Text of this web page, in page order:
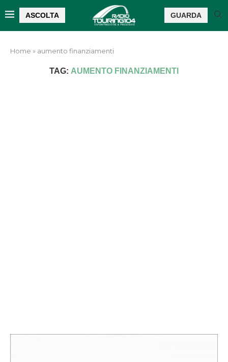
ASCOLTA GUARDA
Home » aumento finanziamenti
TAG: AUMENTO FINANZIAMENTI